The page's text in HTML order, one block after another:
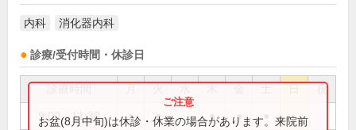
内科 消化器内科
診療/受付時間・休診日
祝
9:00～11:30 ● ● ● ●
お盆(8月中旬)は休診・休業の場合があります。来院前